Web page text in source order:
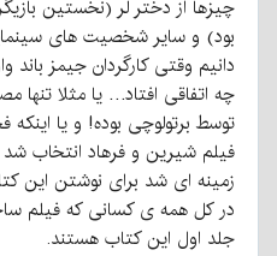
چیزها از دختر لر (نخستین
بود) و سایر شخصیت های
دانیم وقتی کارگردان جیمز باند
چه اتفاقی افتاد… یا مثلا تنها
توسط برتولوچی بوده! و یا اینکه
فیلم شیرین و فرهاد انتخاب
زمینه ای شد برای نوشتن این
در کل همه ی کسانی که فیلم
جلد اول این کتاب هستند.